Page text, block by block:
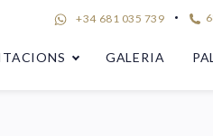
+34 681 035 739
GALERIA